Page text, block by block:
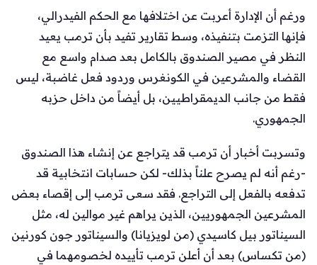
ورغم أن الإدارة أعربت عن اختلافها مع الحكم الفيدرالي،
فإنها التزمت بتنفيذه، وسط تقارير تفيد بأن ترمب يعيد
النظر في مصير الصندوق بالكامل بعد صدام واسع مع
القضاء والمشرعين في الكونغرس وردود فعل غاضبة، ليس
فقط من جانب الديمقراطيين، بل أيضاً من داخل حزبه
الجمهوري.
وتسربت أخبار أن ترمب قد يتراجع عن إنشاء هذا الصندوق
-رغم أنه لم يصرح علناً بذلك- لكن حسابات انتخابية قد
تدفعه بالفعل إلى التراجع. فقد سعى ترمب إلى إقصاء بعض
المشرعين الجمهوريين، الذين يراهم غير موالين له، مثل
السيناتور بيل كاسيدي (من لويزيانا) والسيناتور جون كورنين
(من تكساس) بعد أن أعلن ترمب تأييده لخصومهما في